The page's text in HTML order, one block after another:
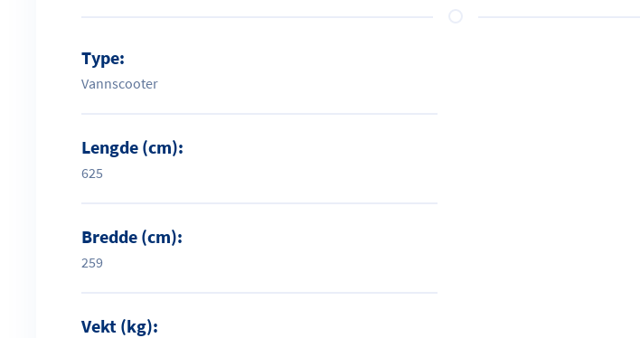
Type:
Vannscooter
Lengde (cm):
625
Bredde (cm):
259
Vekt (kg):